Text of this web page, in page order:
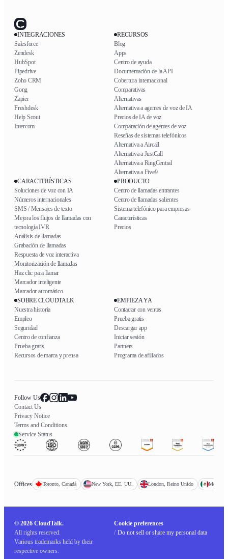
INTEGRACIONES
Salesforce
Zendesk
HubSpot
Pipedrive
Zoho CRM
Gong
Zapier
Freshdesk
Help Scout
Intercom
RECURSOS
Blog
Apps
Centro de ayuda
Documentación de la API
Cobertura internacional
Comparativas
Alternativas
Alternativa a agentes de voz de IA
Precios de IA de voz
Comparación de agentes de voz
Reseñas de sistemas telefónicos
Alternativa a Aircall
Alternativa a JustCall
Alternativa a RingCentral
Alternativa a Five9
CARACTERÍSTICAS
Soluciones de voz con IA
Números internacionales
SMS / Mensajes de texto
Mejora los flujos de llamadas con
tecnología IVR
Análisis de llamadas
Grabación de llamadas
Respuesta de voz interactiva
Monitorización de llamadas
Haz clic para llamar
Marcador inteligente
Marcador automático
PRODUCTO
Centro de llamadas entrantes
Centro de llamadas salientes
Sistema telefónico para empresas
Características
Precios
SOBRE CLOUDTALK
Nuestra historia
Empleo
Seguridad
Centro de confianza
Prueba gratis
Recursos de marca y prensa
EMPIEZA YA
Contactar con ventas
Prueba gratis
Descargar app
Iniciar sesión
Partners
Programa de afiliados
Follow Us
Contact Us
Privacy Notice
Terms and Conditions
Service Status
Offices Toronto, Canadá New York, EE. UU. London, Reino Unido Mexico
© 2026 CloudTalk.
All rights reserved.
Various trademarks held by their
respective owners.
Cookie preferences
/ Do not sell or share my personal data